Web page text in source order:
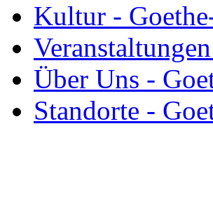
Kultur -
Über Uns -
Standorte -